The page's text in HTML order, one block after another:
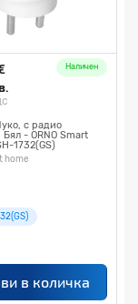
Наличен
с радио
- ORNO Smart
1732(GS)
home
в количка